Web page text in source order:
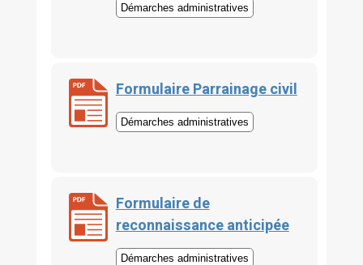
Démarches administratives
Formulaire Parrainage civil
Démarches administratives
Formulaire de
reconnaissance anticipée
Démarches administratives